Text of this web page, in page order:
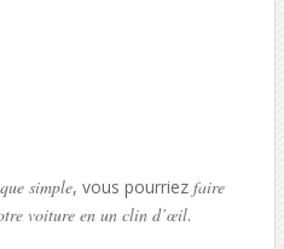
simple, vous pourriez faire
voiture en un clin d’œil.